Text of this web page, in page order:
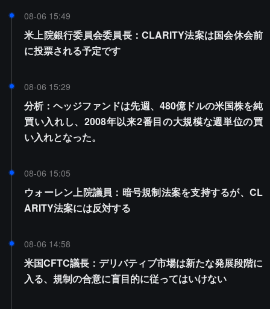
08-06 15:49
米上院銀行委員会委員長：CLARITY法案は国会休会前
に投票される予定です
08-06 15:29
分析：ヘッジファンドは先週、480億ドルの米国株を純
買い入れし、2008年以来2番目の大規模な週単位の買
い入れとなった。
08-06 15:05
ウォーレン上院議員：暗号規制法案を支持するが、CL
ARITY法案には反対する
08-06 14:58
米国CFTC議長：デリバティブ市場は新たな発展段階に
入る、規制の合意に盲目的に従ってはいけない